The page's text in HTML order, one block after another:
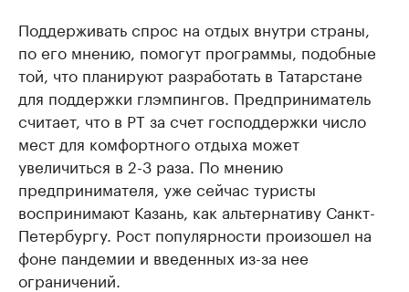
Поддерживать спрос на отдых внутри страны,
по его мнению, помогут программы, подобные
той, что планируют разработать в Татарстане
для поддержки глэмпингов. Предприниматель
считает, что в РТ за счет господдержки число
мест для комфортного отдыха может
увеличиться в 2-3 раза. По мнению
предпринимателя, уже сейчас туристы
воспринимают Казань, как альтернативу Санкт-
Петербургу. Рост популярности произошел на
фоне пандемии и введенных из-за нее
ограничений.